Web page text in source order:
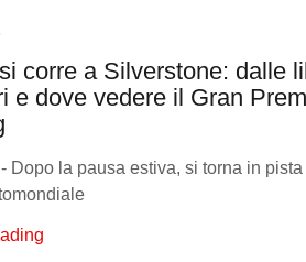
corre a Silverstone: dalle
e dove vedere il Gran
Dopo la pausa estiva, si torna in